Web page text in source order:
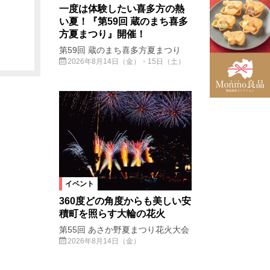
一度は体験したい喜多方の熱
い夏！『第59回 蔵のまち喜多
方夏まつり』開催！
第59回 蔵のまち喜多方夏まつり
2026年8月14日（金）・15日（土）
イベント
360度どの角度からも美しい安
積町を照らす大輪の花火
第55回 あさか野夏まつり花火大会
2026年8月14日（金）